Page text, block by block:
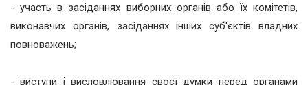
- участь в засіданнях виборних органів або їх комітетів,
виконавчих органів, засіданнях інших суб'єктів владних
повноважень;
- виступи і висловлювання своєї думки перед органами